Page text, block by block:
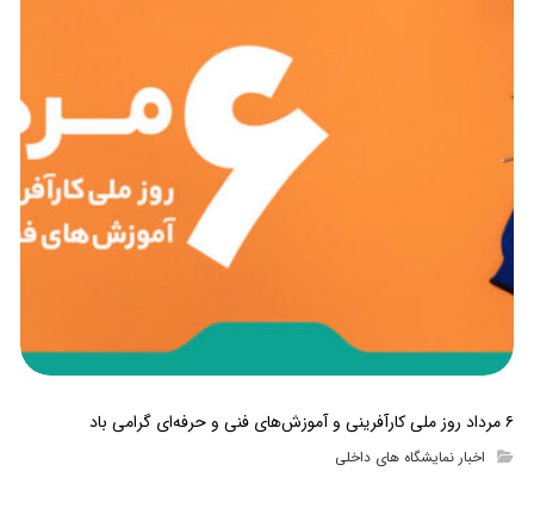
۶ مرداد روز ملی کارآفرینی و آموزش‌های فنی و حرفه‌ای گرامی باد
اخبار نمایشگاه های داخلی